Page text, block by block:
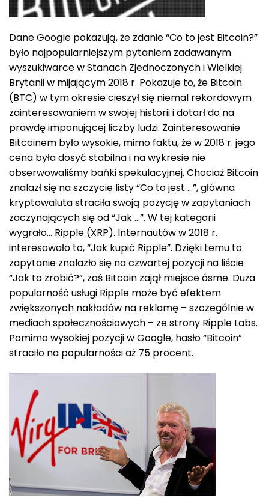
Dane Google pokazują, że zdanie “Co to jest Bitcoin?”
było najpopularniejszym pytaniem zadawanym
wyszukiwarce w Stanach Zjednoczonych i Wielkiej
Brytanii w mijającym 2018 r. Pokazuje to, że Bitcoin
(BTC) w tym okresie cieszył się niemal rekordowym
zainteresowaniem w swojej historii i dotarł do na
prawdę imponującej liczby ludzi. Zainteresowanie
Bitcoinem było wysokie, mimo faktu, że w 2018 r. jego
cena była dosyć stabilna i na wykresie nie
obserwowaliśmy bańki spekulacyjnej. Chociaż Bitcoin
znalazł się na szczycie listy “Co to jest …”, główna
kryptowaluta straciła swoją pozycję w zapytaniach
zaczynających się od “Jak …”. W tej kategorii
wygrało… Ripple (XRP). Internautów w 2018 r.
interesowało to, “Jak kupić Ripple”. Dzięki temu to
zapytanie znalazło się na czwartej pozycji na liście
“Jak to zrobić?”, zaś Bitcoin zajął miejsce ósme. Duża
popularność usługi Ripple może być efektem
zwiększonych nakładów na reklamę – szczególnie w
mediach społecznościowych – ze strony Ripple Labs.
Pomimo wysokiej pozycji w Google, hasło “Bitcoin”
straciło na popularności aż 75 procent.